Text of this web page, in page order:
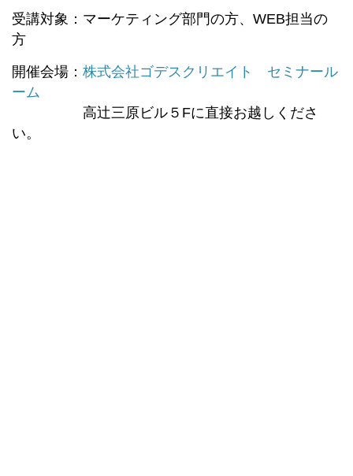
受講対象：マーケティング部門の方、WEB担当の
方
開催会場： 株式会社ゴデスクリエイト セミナール
ーム
高辻三原ビル５Fに直接お越しくださ
い。